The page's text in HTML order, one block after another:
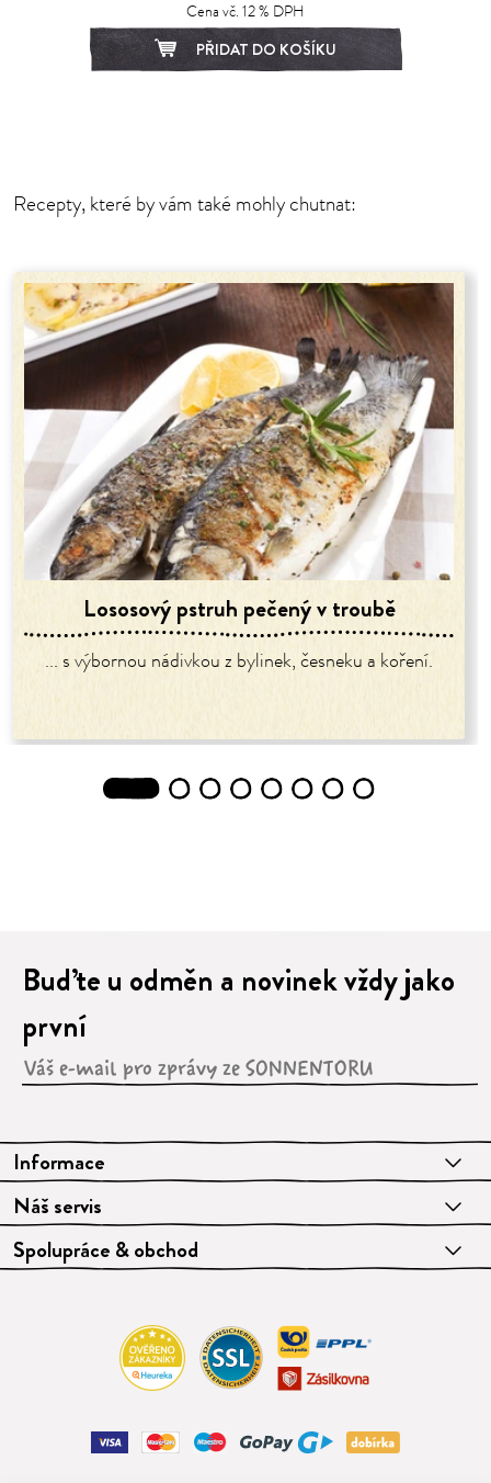
Cena vč. 12 % DPH
PŘIDAT DO KOŠÍKU
Recepty, které by vám také mohly chutnat:
Lososový pstruh pečený v troubě
... s výbornou nádivkou z bylinek, česneku a koření.
2 3 4 5 6 7 8
Informace
Náš servis
Spolupráce & obchod
Buďte u odměn a novinek vždy jako
první